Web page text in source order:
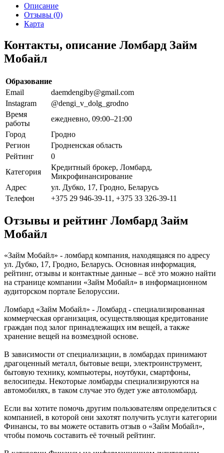
Описание
Отзывы (0)
Карта
Контакты, описание Ломбард Займ
Мобайл
Образование
Email
daemdengiby@gmail.com
Instagram
@dengi_v_dolg_grodno
Время
работы
ежедневно, 09:00–21:00
Город
Гродно
Регион
Гродненская область
Рейтинг
0
Категория
Кредитный брокер, Ломбард,
Микрофинансирование
Адрес
ул. Дубко, 17, Гродно, Беларусь
Телефон
+375 29 946-39-11, +375 33 326-39-11
Отзывы и рейтинг Ломбард Займ
Мобайл
«Займ Мобайл» - ломбард компания, находящаяся по адресу
ул. Дубко, 17, Гродно, Беларусь. Основная информация,
рейтинг, отзывы и контактные данные – всё это можно найти
на странице компании «Займ Мобайл» в информационном
аудиторском портале Белоруссии.
Ломбард «Займ Мобайл» - Ломбард - специализированная
коммерческая организация, осуществляющая кредитование
граждан под залог принадлежащих им вещей, а также
хранение вещей на возмездной основе.
В зависимости от специализации, в ломбардах принимают
драгоценный металл, бытовые вещи, электроинструмент,
бытовую технику, компьютеры, ноутбуки, смартфоны,
велосипеды. Некоторые ломбарды специализируются на
автомобилях, в таком случае это будет уже автоломбард.
Если вы хотите помочь другим пользователям определиться с
компанией, в которой они захотят получить услуги категории
Финансы, то вы можете оставить отзыв о «Займ Мобайл»,
чтобы помочь составить её точный рейтинг.